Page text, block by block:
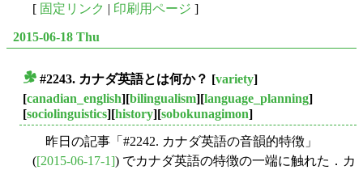
[ 固定リンク 印刷用ページ ]
2015-06-18 Thu
#2243. カナダ英語とは何か？ [variety]
[canadian_english][bilingualism][language_planning]
[sociolinguistics][history][sobokunagimon]
昨日の記事「#2242. カナダ英語の音韻的特徴」
([2015-06-17-1]) でカナダ英語の特徴の一端に触れた．カ